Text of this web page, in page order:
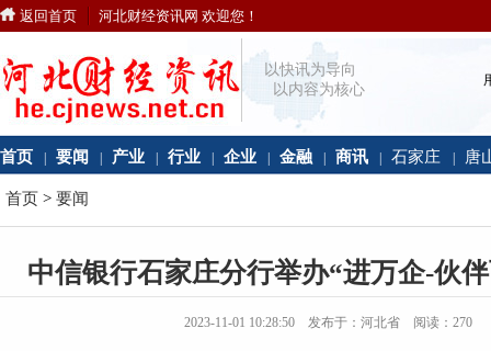
返回首页 河北财经资讯网 欢迎您！
以快讯为导向
以内容为核心
首页 要闻 产业 行业 企业 金融 商讯 石家庄 唐
首页 > 要闻
中信银行石家庄分行举办“进万企-伙
2023-11-01 10:28:50 发布于：河北省 阅读：270